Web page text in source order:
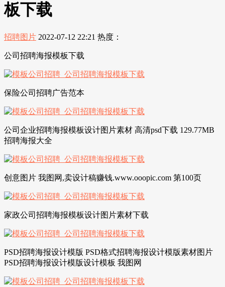
板下载
招聘图片 2022-07-12 22:21 热度：
公司招聘海报模板下载
保险公司招聘广告范本
公司企业招聘海报模板设计图片素材 高清psd下载 129.77MB
招聘海报大全
创意图片 我图网,卖设计稿赚钱.www.ooopic.com 第100页
家政公司招聘海报模板设计图片素材下载
PSD招聘海报设计模版 PSD格式招聘海报设计模版素材图片
PSD招聘海报设计模版设计模板 我图网